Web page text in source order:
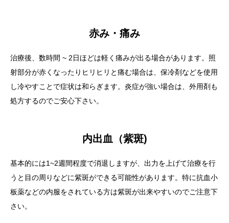
赤み・痛み
治療後、数時間 ~ 2日ほどは軽く痛みが出る場合があります。照
射部分が赤くなったりヒリヒリと痛む場合は、保冷剤などを使用
し冷やすことで症状は和らぎます。炎症が強い場合は、外用剤も
処方するのでご安心下さい。
内出血（紫斑)
基本的には1~2週間程度で消退しますが、出力を上げて治療を行
うと目の周りなどに紫斑ができる可能性があります。特に抗血小
板薬などの内服をされている方は紫斑が出来やすいのでご注意下
さい。